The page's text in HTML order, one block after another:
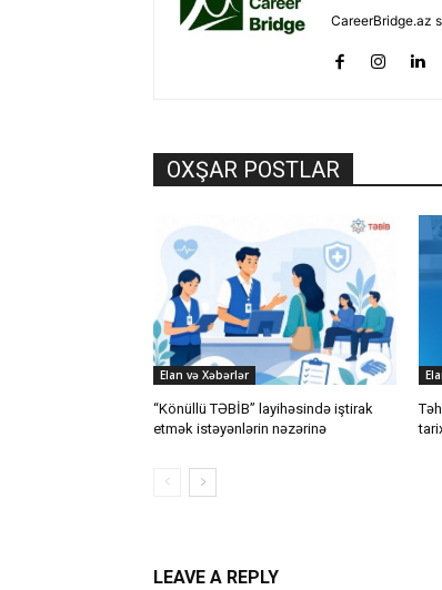
CareerBridge.az
OXŞAR POSTLAR
Elan və Xəbərlər
“Könüllü TƏBİB” layihəsində iştirak
etmək istəyənlərin nəzərinə
LEAVE A REPLY